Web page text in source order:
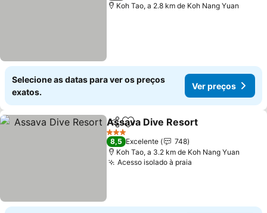
Koh Tao, a 2.8 km de Koh Nang Yuan
Selecione as datas para ver os preços
exatos.
Ver preços
PartilharAdicionar aos favoritos
Assava Dive Resort
3 Estrelas
8,5 Excelente
748
Koh Tao, a 3.2 km de Koh Nang Yuan
Acesso isolado à praia